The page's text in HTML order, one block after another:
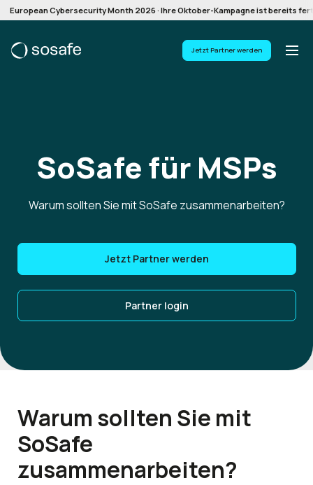
European Cybersecurity Month 2026 · Ihre Oktober-Kampagne ist bereits
Jetzt Partner werden
SoSafe für MSPs
Warum sollten Sie mit SoSafe zusammenarbeiten?
Jetzt Partner werden
Partner login
Warum sollten Sie mit
SoSafe
zusammenarbeiten?